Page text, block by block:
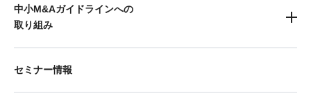
中小M&Aガイドラインへの
取り組み
セミナー情報